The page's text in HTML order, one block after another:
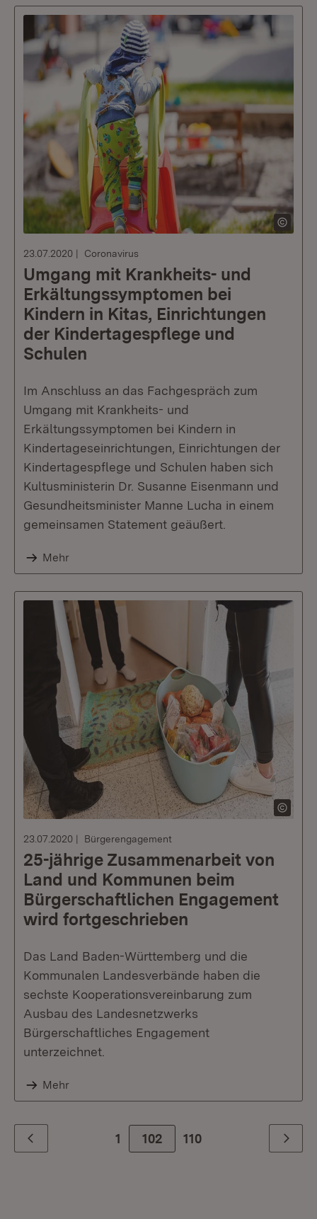
23.07.2020 Coronavirus
Umgang mit Krankheits- und
Erkältungssymptomen bei
Kindern in Kitas, Einrichtungen
der Kindertagespflege und
Schulen
Im Anschluss an das Fachgespräch zum
Umgang mit Krankheits- und
Erkältungssymptomen bei Kindern in
Kindertageseinrichtungen, Einrichtungen der
Kindertagespflege und Schulen haben sich
Kultusministerin Dr. Susanne Eisenmann und
Gesundheitsminister Manne Lucha in einem
gemeinsamen Statement geäußert.
Mehr
23.07.2020 Bürgerengagement
25-jährige Zusammenarbeit von
Land und Kommunen beim
Bürgerschaftlichen Engagement
wird fortgeschrieben
Das Land Baden-Württemberg und die
Kommunalen Landesverbände haben die
sechste Kooperationsvereinbarung zum
Ausbau des Landesnetzwerks
Bürgerschaftliches Engagement
unterzeichnet.
Mehr
Zurück 1 102 Zur letzte Seite
110 Weiter